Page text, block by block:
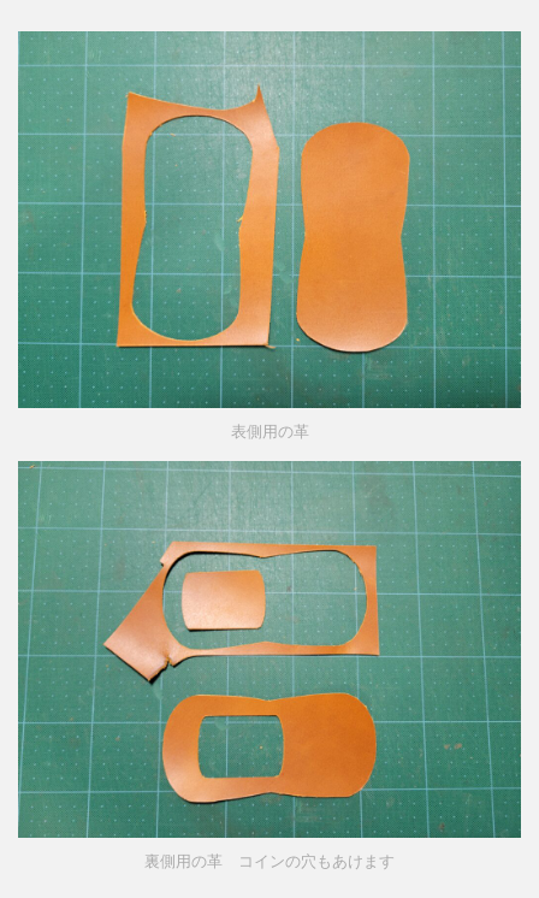
表側用の革
裏側用の革 コインの穴もあけます